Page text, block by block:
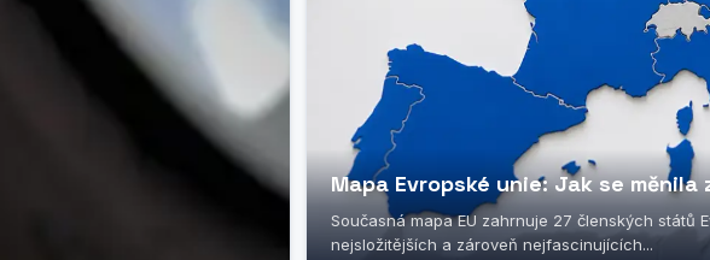
Mapa Evropské unie: Jak se
Současná mapa EU zahrnuje 27 členských států
nejsložitějších a zároveň nejfascinujících...